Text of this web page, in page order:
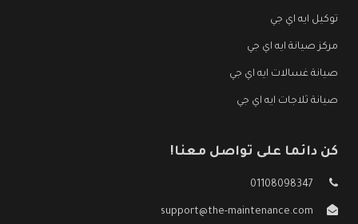
توكيل ايه اي جي
مركز صيانة ايه اي جي
صيانة غسالات ايه اي جي
صيانة ثلاجات ايه اي جي
كن دائما على تواصل معنا!
01108098347
support@the-maintenance.com